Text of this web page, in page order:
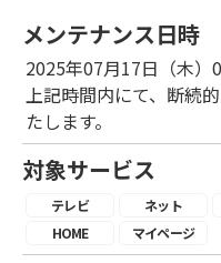
メンテナンス日時
2025年07月17日（木）
上記時間内にて、断続
たします。
対象サービス
テレビ ネット
HOME
マイページ